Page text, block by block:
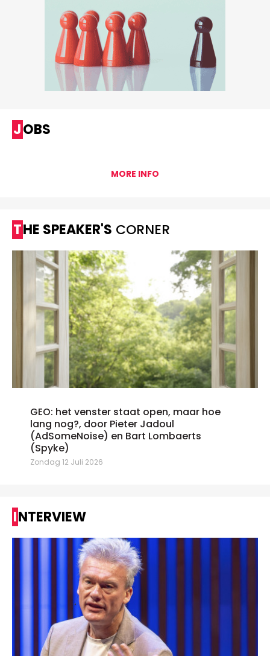
JOBS
MORE INFO
THE SPEAKER'S CORNER
GEO: het venster staat open, maar hoe
lang nog?, door Pieter Jadoul
(AdSomeNoise) en Bart Lombaerts
(Spyke)
Zondag 12 Juli 2026
INTERVIEW